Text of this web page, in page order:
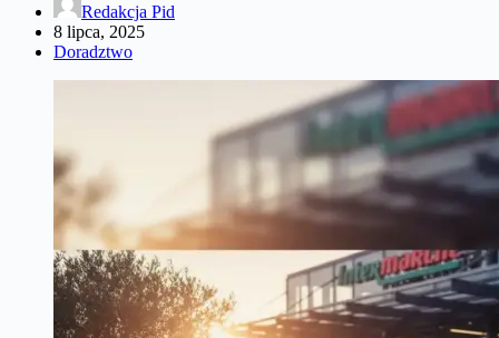
Redakcja Pid
8 lipca, 2025
Doradztwo